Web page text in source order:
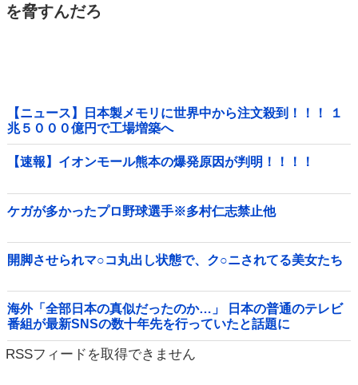
を脅すんだろ
【ニュース】日本製メモリに世界中から注文殺到！！！ １
兆５０００億円で工場増築へ
【速報】イオンモール熊本の爆発原因が判明！！！！
ケガが多かったプロ野球選手※多村仁志禁止他
開脚させられマ○コ丸出し状態で、ク○ニされてる美女たち
海外「全部日本の真似だったのか…」 日本の普通のテレビ
番組が最新SNSの数十年先を行っていたと話題に
RSSフィードを取得できません